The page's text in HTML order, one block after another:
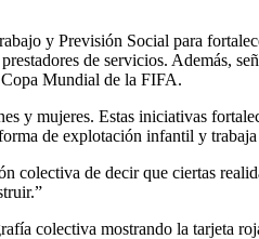
y Previsión Social para
de servicios. Además,
Mundial de la FIFA.
y mujeres. Estas iniciativas
de explotación infantil y
de decir que ciertas
colectiva mostrando la tarjeta